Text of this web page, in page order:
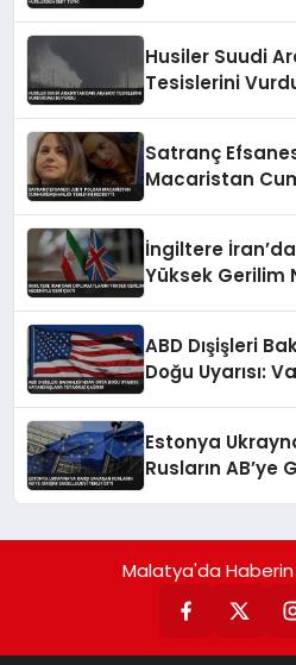
Husiler Suudi
Tesislerini
Satranç
Macaristan
İngiltere
Yüksek Gerilim
ABD Dışişleri
Doğu Uyarısı:
Estonya
Rusların AB’ye
Malatya'da